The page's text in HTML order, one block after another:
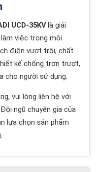
UCD-35KV là giải
việc trong môi
điện vượt trội, chất
kế chống trơn trượt,
cho người sử dụng.
vui lòng liên hệ với
ngũ chuyên gia của
lựa chọn sản phẩm